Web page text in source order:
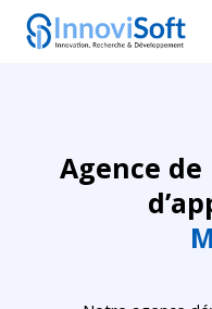
Agence